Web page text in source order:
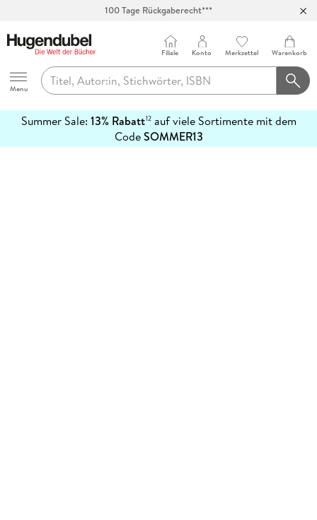
100 Tage Rückgaberecht***
Hugendubel
Menu
Filiale Konto Merkzettel Warenkorb
Summer Sale: 13% Rabatt12auf viele Sortimente mit dem
CodeSOMMER13
erfahren